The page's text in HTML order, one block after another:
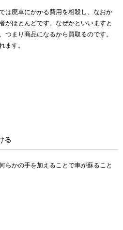
は廃車にかかる費用を相殺し、なおか
がほとんどです。なぜかといいますと
つまり商品になるから買取るのです。
ます。
る
らかの手を加えることで車が蘇ること